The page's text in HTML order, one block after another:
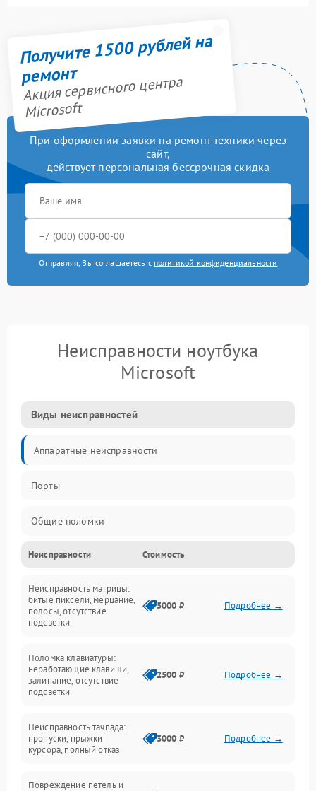
Получите 1500 рублей на
ремонт
Акция сервисного центра
Microsoft
При оформлении заявки на ремонт техники через
сайт,
действует персональная бессрочная скидка
Отправляя, Вы соглашаетесь с политикой конфиденциальности
Неисправности ноутбука
Microsoft
Виды неисправностей
Аппаратные неисправности
Порты
Общие поломки
Устройства
Программные ошибки
Электрические и системные сбои
Интерфейсные проблемы
Батарея
Сеть и интернет
Неисправности Стоимость
Неисправность матрицы:
битые пиксели, мерцание,
полосы, отсутствие
подсветки
5000 ₽ Подробнее →
Поломка клавиатуры:
неработающие клавиши,
залипание, отсутствие
подсветки
2500 ₽ Подробнее →
Неисправность тачпада:
пропуски, прыжки
курсора, полный отказ
3000 ₽ Подробнее →
Повреждение петель и